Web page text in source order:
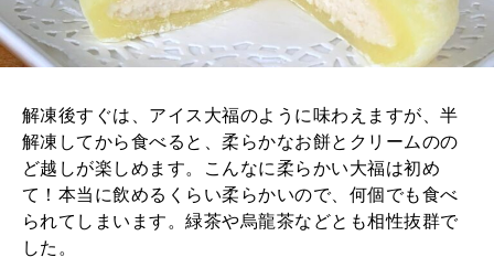
解凍後すぐは、アイス大福のように味わえますが、半
解凍してから食べると、柔らかなお餅とクリームのの
ど越しが楽しめます。こんなに柔らかい大福は初め
て！本当に飲めるくらい柔らかいので、何個でも食べ
られてしまいます。緑茶や烏龍茶などとも相性抜群で
した。